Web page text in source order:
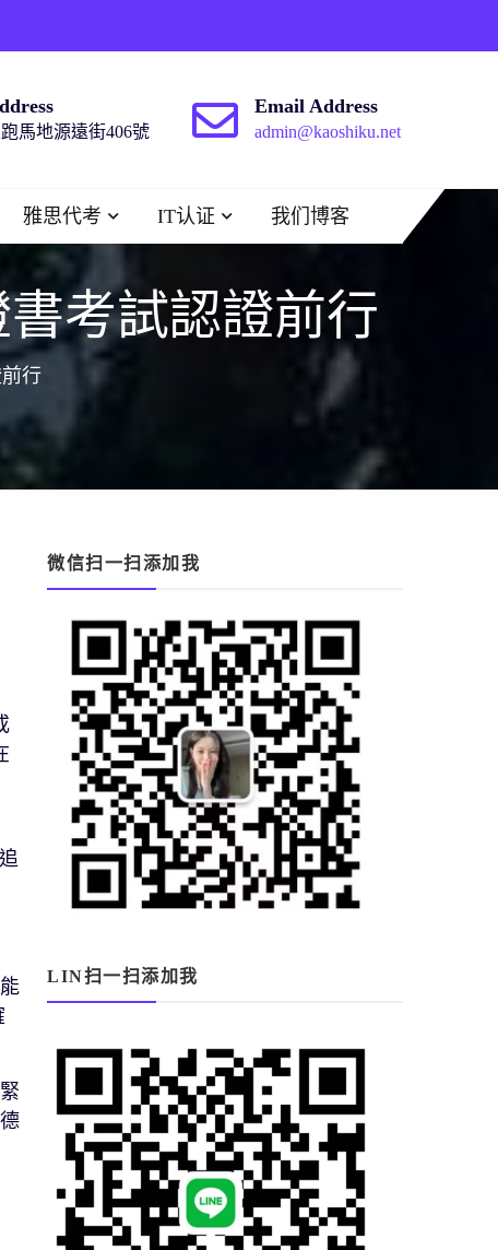
馬地源遠街406號
Email Address
admin@kaoshiku.net
雅思代考 IT认证 我们博客
考試認證前行
行
微信扫一扫添加我
LIN扫一扫添加我